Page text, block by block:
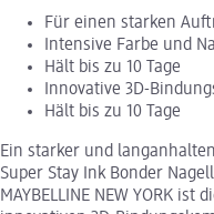
Für einen starken
Intensive Farbe und
Hält bis zu 10 Tage
Innovative 3D-
Hält bis zu 10 Tage
Ein starker und
Super Stay Ink Bonder
MAYBELLINE NEW YORK